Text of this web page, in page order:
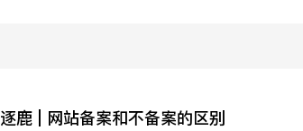
逐鹿 | 网站备案和不备案的区别